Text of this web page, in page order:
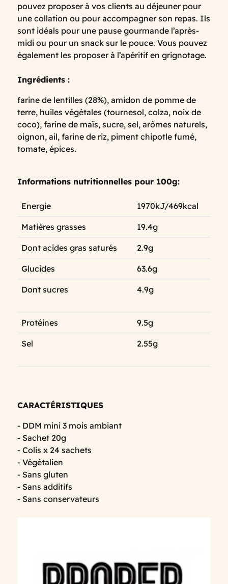
pouvez proposer à vos clients au déjeuner pour
une collation ou pour accompagner son repas. Ils
sont idéals pour une pause gourmande l’après-
midi ou pour un snack sur le pouce. Vous pouvez
également les proposer à l’apéritif en grignotage.
Ingrédients :
farine de lentilles (28%), amidon de pomme de
terre, huiles végétales (tournesol, colza, noix de
coco), farine de maïs, sucre, sel, arômes naturels,
oignon, ail, farine de riz, piment chipotle fumé,
tomate, épices.
Informations nutritionnelles pour 100g:
Energie 1970kJ/469kcal
Matières grasses 19.4g
Dont acides gras saturés 2.9g
Glucides 63.6g
Dont sucres 4.9g
Protéines 9.5g
Sel 2.55g
CARACTÉRISTIQUES
- DDM mini 3 mois ambiant
- Sachet 20g
- Colis x 24 sachets
- Végétalien
- Sans gluten
- Sans additifs
- Sans conservateurs